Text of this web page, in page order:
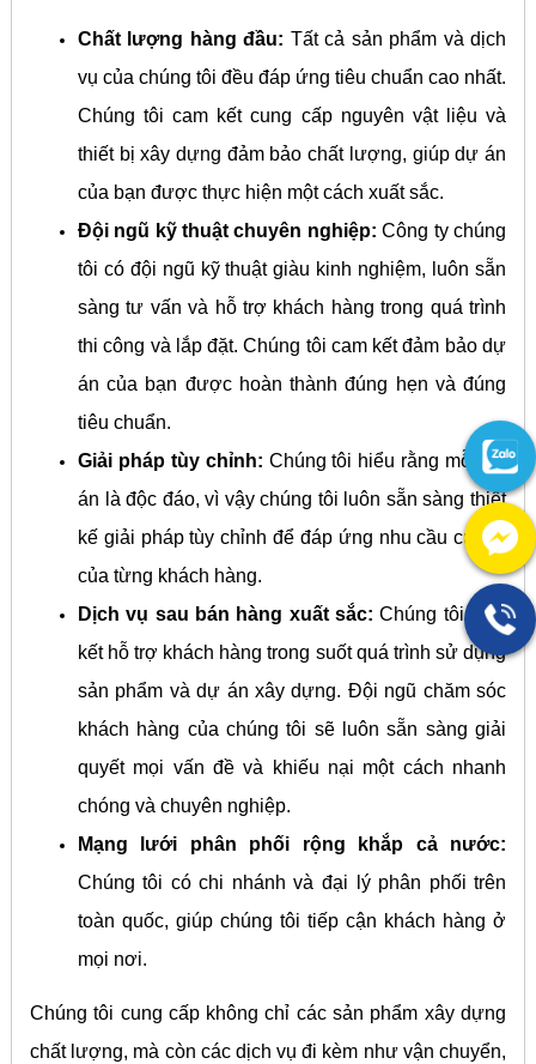
Chất lượng hàng đầu: Tất cả sản phẩm và dịch
vụ của chúng tôi đều đáp ứng tiêu chuẩn cao nhất.
Chúng tôi cam kết cung cấp nguyên vật liệu và
thiết bị xây dựng đảm bảo chất lượng, giúp dự án
của bạn được thực hiện một cách xuất sắc.
Đội ngũ kỹ thuật chuyên nghiệp: Công ty chúng
tôi có đội ngũ kỹ thuật giàu kinh nghiệm, luôn sẵn
sàng tư vấn và hỗ trợ khách hàng trong quá trình
thi công và lắp đặt. Chúng tôi cam kết đảm bảo dự
án của bạn được hoàn thành đúng hẹn và đúng
tiêu chuẩn.
Giải pháp tùy chỉnh: Chúng tôi hiểu rằng mỗi dự
án là độc đáo, vì vậy chúng tôi luôn sẵn sàng thiết
kế giải pháp tùy chỉnh để đáp ứng nhu cầu cụ thể
của từng khách hàng.
Dịch vụ sau bán hàng xuất sắc: Chúng tôi cam
kết hỗ trợ khách hàng trong suốt quá trình sử dụng
sản phẩm và dự án xây dựng. Đội ngũ chăm sóc
khách hàng của chúng tôi sẽ luôn sẵn sàng giải
quyết mọi vấn đề và khiếu nại một cách nhanh
chóng và chuyên nghiệp.
Mạng lưới phân phối rộng khắp cả nước:
Chúng tôi có chi nhánh và đại lý phân phối trên
toàn quốc, giúp chúng tôi tiếp cận khách hàng ở
mọi nơi.
Chúng tôi cung cấp không chỉ các sản phẩm xây dựng
chất lượng, mà còn các dịch vụ đi kèm như vận chuyển,